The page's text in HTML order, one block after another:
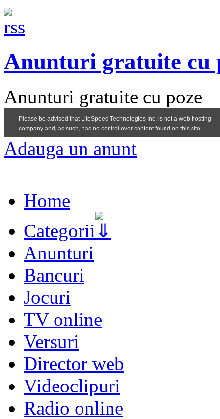
Anunturi gratuite cu
Anunturi gratuite cu poze
Adauga un anunt
Home
Categorii
Anunturi
Bancuri
Jocuri
TV online
Versuri
Director web
Videoclipuri
Radio online